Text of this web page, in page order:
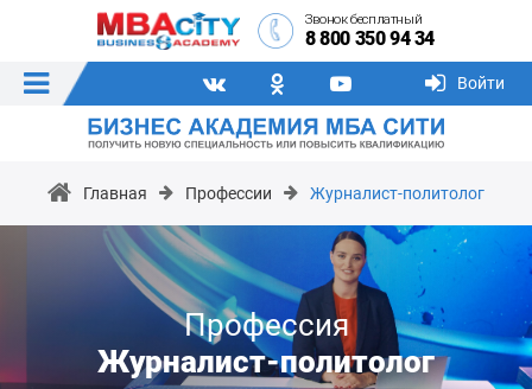
Звонок бесплатный
8 800 350 94 34
Войти
Главная Профессии Журналист-политолог
Профессия
Журналист-политолог